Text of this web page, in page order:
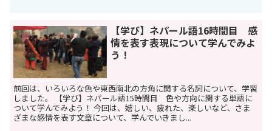
【学び】ネパール語16時間目 感
情を表す表現について学んでみよ
う！
前回は、いろいろな色や東西南北の方角に関する名詞について、学習
しました。 【学び】ネパール語15時間目 色や方向に関する単語に
ついて学んでみよう！ 今回は、嬉しい、疲れた、楽しいなど、さま
ざまな感情を表す文章について、学んでいきまし...